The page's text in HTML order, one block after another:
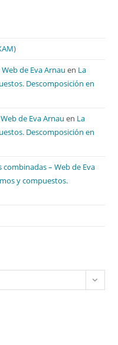
de Eva Arnau en La
Descomposición en
de Eva Arnau en La
Descomposición en
– Web de Eva
y compuestos.